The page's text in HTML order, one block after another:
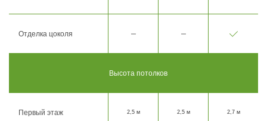
Отделка цоколя
Высота потолков
Первый этаж 2,5 м 2,5 м 2,7 м